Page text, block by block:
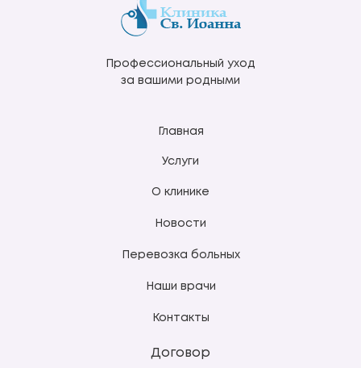
Профессиональный уход
за вашими родными
Главная
Услуги
О клинике
Новости
Перевозка больных
Наши врачи
Контакты
Договор